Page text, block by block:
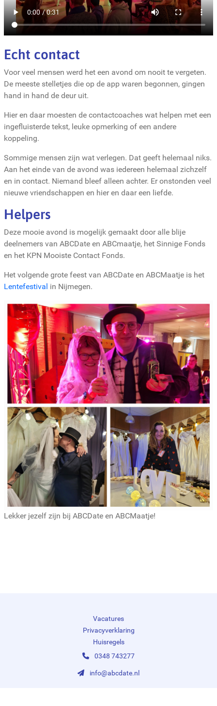
Echt contact
Voor veel mensen werd het een avond om nooit te vergeten.
De meeste stelletjes die op de app waren begonnen, gingen
hand in hand de deur uit.
Hier en daar moesten de contactcoaches wat helpen met een
ingefluisterde tekst, leuke opmerking of een andere
koppeling.
Sommige mensen zijn wat verlegen. Dat geeft helemaal niks.
Aan het einde van de avond was iedereen helemaal zichzelf
en in contact. Niemand bleef alleen achter. Er onstonden veel
nieuwe vriendschappen en hier en daar een liefde.
Helpers
Deze mooie avond is mogelijk gemaakt door alle blije
deelnemers van ABCDate en ABCmaatje, het Sinnige Fonds
en het KPN Mooiste Contact Fonds.
Het volgende grote feest van ABCDate en ABCMaatje is het
Lentefestival in Nijmegen.
Lekker jezelf zijn bij ABCDate en ABCMaatje!
Vacatures
Privacyverklaring
Huisregels
0348 743277
info@abcdate.nl